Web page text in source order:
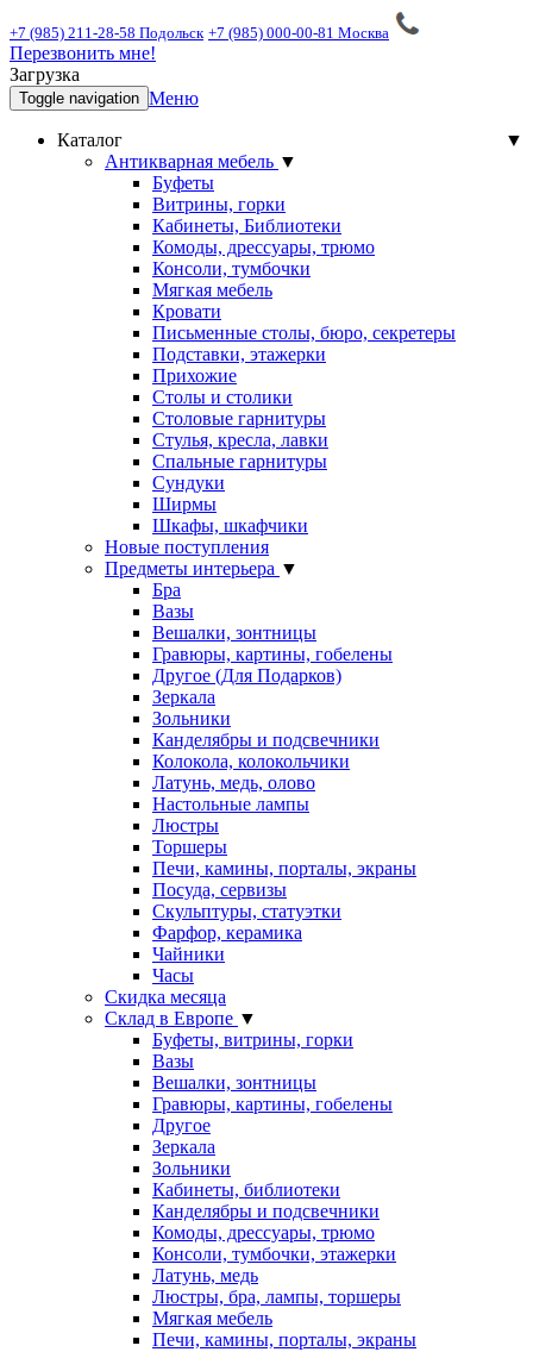
+7 (985) 211-28-58 Подольск +7 (985) 000-00-81 Москва
Перезвонить мне!
Загрузка
Toggle navigation Меню
Каталог
▼
Антикварная мебель ▼
Буфеты
Витрины, горки
Кабинеты, Библиотеки
Комоды, дрессуары, трюмо
Консоли, тумбочки
Мягкая мебель
Кровати
Письменные столы, бюро, секретеры
Подставки, этажерки
Прихожие
Столы и столики
Столовые гарнитуры
Стулья, кресла, лавки
Спальные гарнитуры
Сундуки
Ширмы
Шкафы, шкафчики
Новые поступления
Предметы интерьера ▼
Бра
Вазы
Вешалки, зонтницы
Гравюры, картины, гобелены
Другое (Для Подарков)
Зеркала
Зольники
Канделябры и подсвечники
Колокола, колокольчики
Латунь, медь, олово
Настольные лампы
Люстры
Торшеры
Печи, камины, порталы, экраны
Посуда, сервизы
Скульптуры, статуэтки
Фарфор, керамика
Чайники
Часы
Скидка месяца
Склад в Европе ▼
Буфеты, витрины, горки
Вазы
Вешалки, зонтницы
Гравюры, картины, гобелены
Другое
Зеркала
Зольники
Кабинеты, библиотеки
Канделябры и подсвечники
Комоды, дрессуары, трюмо
Консоли, тумбочки, этажерки
Латунь, медь
Люстры, бра, лампы, торшеры
Мягкая мебель
Печи, камины, порталы, экраны